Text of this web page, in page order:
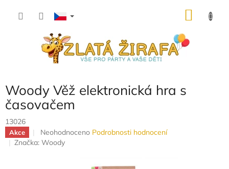
Woody Věž elektronická hra s
časovačem
13026
Akce
Průměrné
hodnocení
Neohodnoceno Podrobnosti hodnocení
Značka: Woody